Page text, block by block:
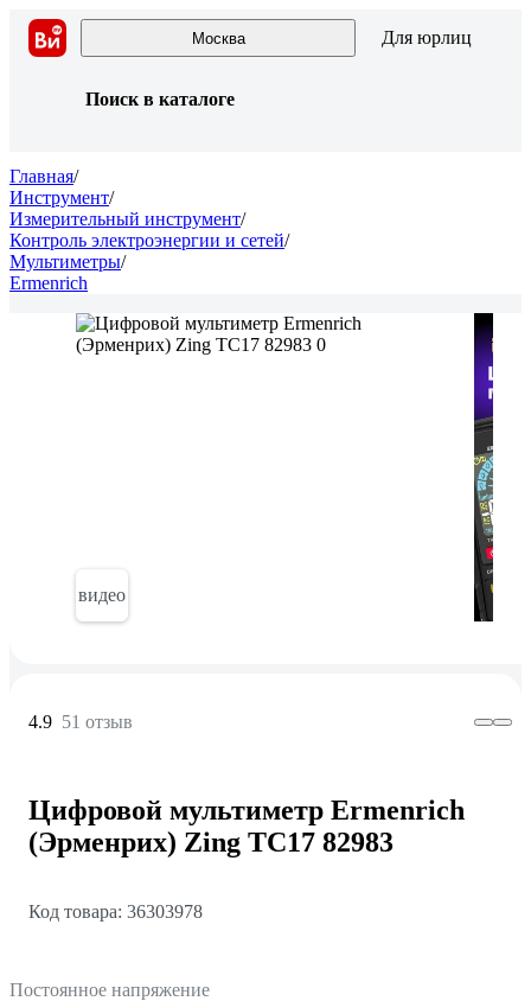
Москва Для юрлиц
Поиск в каталоге
Главная/
Инструмент/
Измерительный инструмент/
Контроль электроэнергии и сетей/
Мультиметры/
Ermenrich
видео
4.9 51 отзыв
Цифровой мультиметр Ermenrich
(Эрменрих) Zing TC17 82983
Код товара: 36303978
Постоянное напряжение